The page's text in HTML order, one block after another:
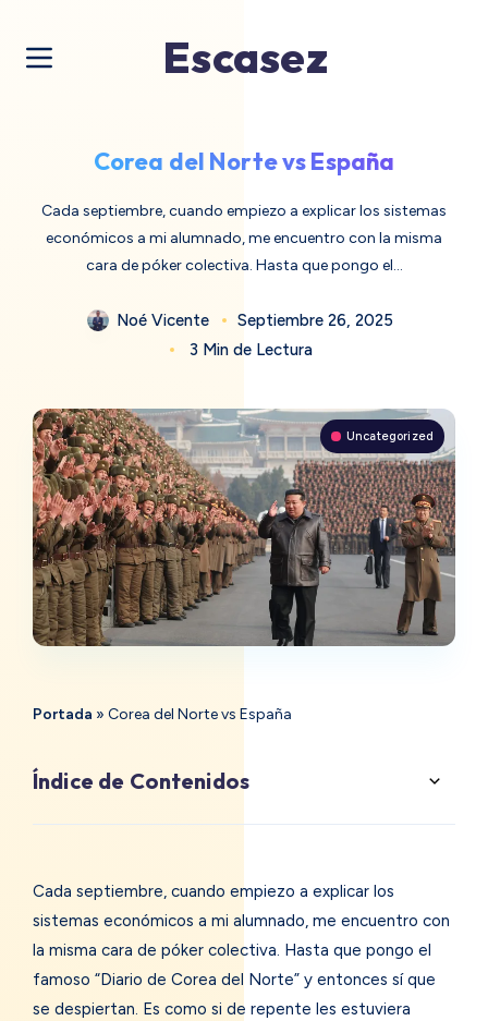
Escasez
Corea del Norte vs España
Cada septiembre, cuando empiezo a explicar los sistemas
económicos a mi alumnado, me encuentro con la misma
cara de póker colectiva. Hasta que pongo el…
Noé Vicente
Septiembre 26, 2025
3 Min de Lectura
Uncategorized
Portada » Corea del Norte vs España
Índice de Contenidos
Cada septiembre, cuando empiezo a explicar los
sistemas económicos a mi alumnado, me encuentro con
la misma cara de póker colectiva. Hasta que pongo el
famoso “Diario de Corea del Norte” y entonces sí que
se despiertan. Es como si de repente les estuviera